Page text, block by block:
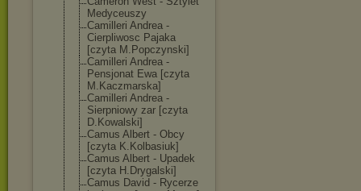
Medyceuszy
Camilleri Andrea -
Cierpliwosc Pajaka
[czyta M.Popczynski]
Camilleri Andrea -
Pensjonat Ewa [czyta
M.Kaczmarska]
Camilleri Andrea -
Sierpniowy zar [czyta
D.Kowalski]
Camus Albert - Obcy
[czyta K.Kolbasiuk]
Camus Albert - Upadek
[czyta H.Drygalski]
Camus David - Rycerze